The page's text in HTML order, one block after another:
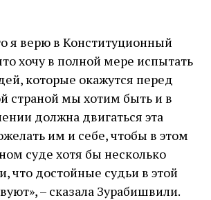
я верю в Конституционный
хочу в полной мере испытать
которые окажутся перед
страной мы хотим быть и в
должна двигаться эта
им и себе, чтобы в этом
суде хотя бы несколько
что достойные судьи в этой
– сказала Зурабишвили.